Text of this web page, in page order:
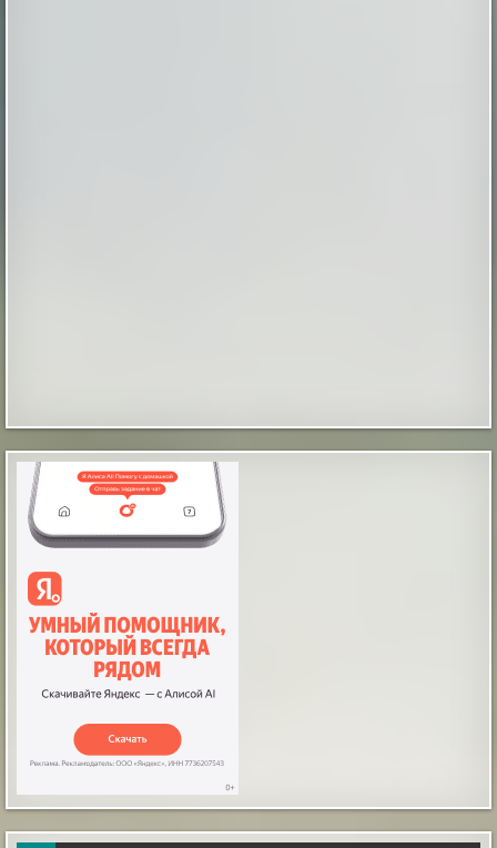
Аргентина, на Испанской улице, происходят
местные журналисты. Вот уже какое-то время по
утрам и продавцы и покупатели замечают на полу
магазина отпечатки босых человеческих ног, как
будто ступни были испачканы в черной грязи или
угольной пыли. По слова...
incogniterra.ru | 25th Jul 2026
совместимости знаков зодиака
В современном обществе астрология занимает
особое место: многие люди, особенно женщины,
склонны верить, что их личная жизнь и выбор
партнёра зависят от расположения звёзд.